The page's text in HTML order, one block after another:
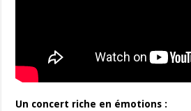
Un concert riche en émotions :